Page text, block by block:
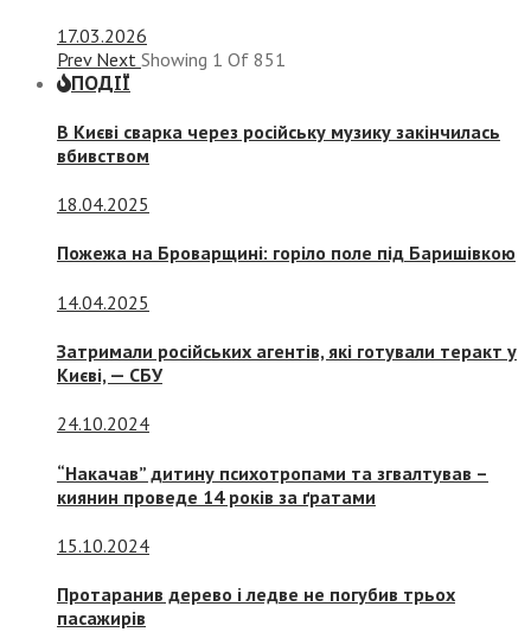
17.03.2026
Prev Next Showing 1 Of 851
ПОДІЇ
В Києві сварка через російську музику закінчилась
вбивством
18.04.2025
Пожежа на Броварщині: горіло поле під Баришівкою
14.04.2025
Затримали російських агентів, які готували теракт у
Києві, — СБУ
24.10.2024
“Накачав” дитину психотропами та згвалтував –
киянин проведе 14 років за ґратами
15.10.2024
Протаранив дерево і ледве не погубив трьох
пасажирів